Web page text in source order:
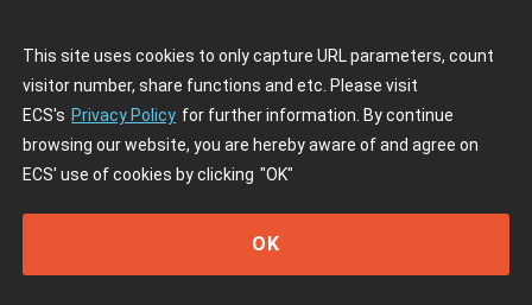
This site uses cookies to only capture URL parameters, count
visitor number, share functions and etc. Please visit
ECS's Privacy Policy for further information. By continue
browsing our website, you are hereby aware of and agree on
ECS' use of cookies by clicking "OK"
OK